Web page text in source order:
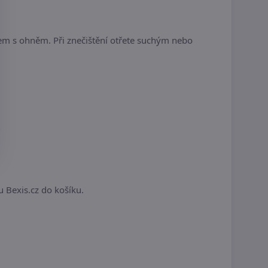
s ohněm. Při znečištění otřete suchým nebo
Bexis.cz do košíku.